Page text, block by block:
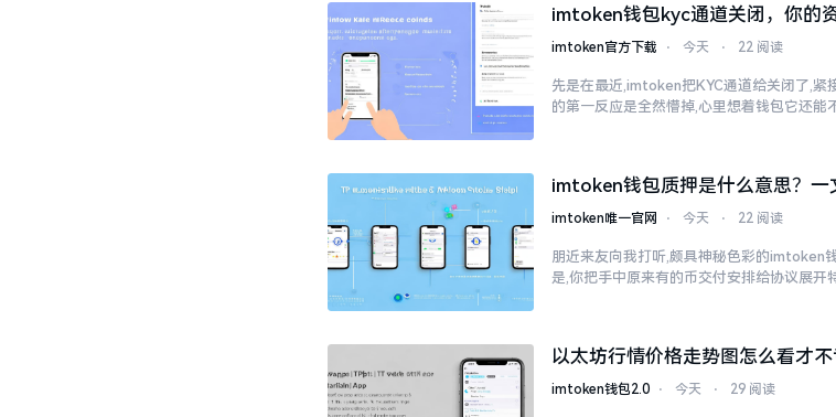
imtoken钱包kyc通道关闭，你的
imtoken官方下载 ⋅ 今天 ⋅ 22 阅读
先是在最近,imtoken把KYC通道给关闭了,紧
的第一反应是全然懵掉,心里想着钱包它还能
imtoken钱包质押是什么意思？一
imtoken唯一官网 ⋅ 今天 ⋅ 22 阅读
朋近来友向我打听,颇具神秘色彩的imtoken
是,你把手中原来有的币交付安排给协议展开
以太坊行情价格走势图怎么看才
imtoken钱包2.0 ⋅ 今天 ⋅ 29 阅读